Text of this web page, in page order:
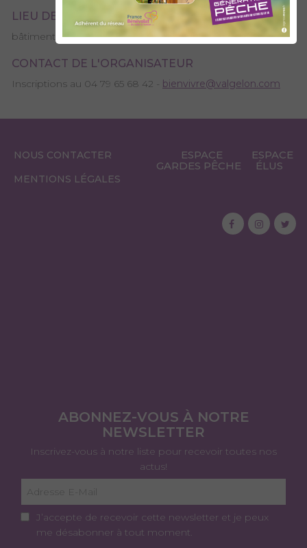
LIEU DE L'ÉVÉNEMENT
bâtiment la Madeleine, place Mömlingen
CONTACT DE L'ORGANISATEUR
Inscriptions au 04 79 65 68 42 - bienvivre@valgelon.com
NOUS CONTACTER
MENTIONS LÉGALES
ESPACE
GARDES PÊCHE
ESPACE
ÉLUS
ABONNEZ-VOUS À NOTRE
NEWSLETTER
Inscrivez-vous à notre liste pour recevoir toutes nos
actus!
J’accepte de recevoir cette newsletter et je peux
me désabonner à tout moment.